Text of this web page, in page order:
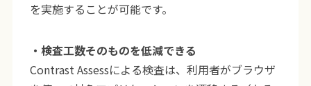
を実施することが可能です。
・検査工数そのものを低減できる
Contrast Assessによる検査は、利用者がブラウザ